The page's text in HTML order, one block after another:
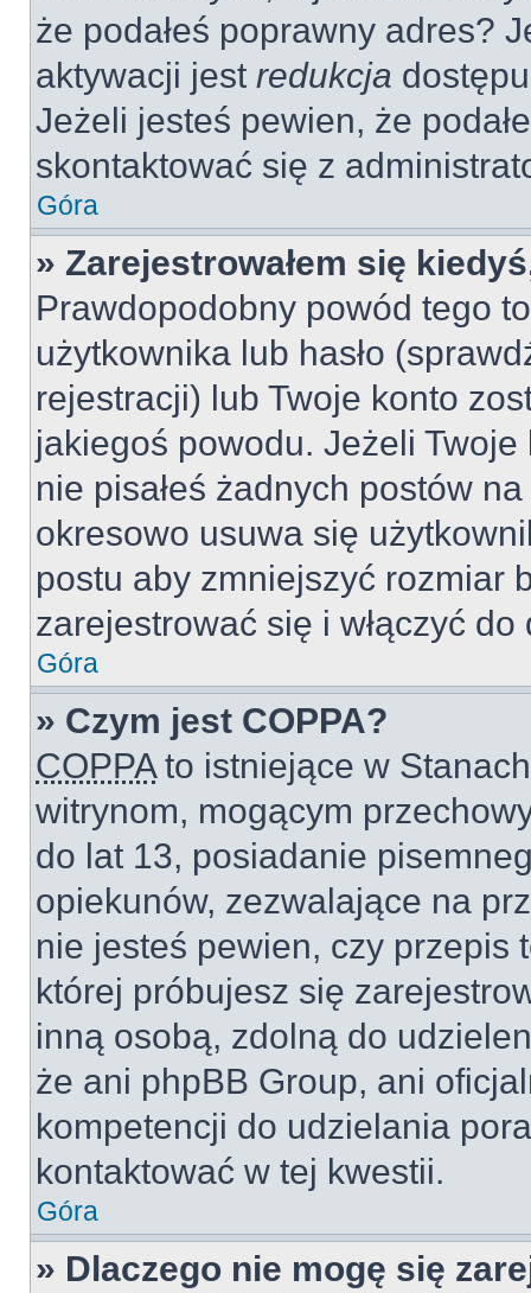
że podałeś poprawny adres?
aktywacji jest redukcja
Jeżeli jesteś pewien, że
skontaktować się z
Góra
» Zarejestrowałem się
Prawdopodobny powód tego
użytkownika lub hasło
rejestracji) lub Twoje konto
jakiegoś powodu. Jeżeli
nie pisałeś żadnych postów
okresowo usuwa się
postu aby zmniejszyć rozmiar
zarejestrować się i włączyć
Góra
» Czym jest COPPA?
COPPAto istniejące w
witrynom, mogącym
do lat 13, posiadanie
opiekunów, zezwalające na
nie jesteś pewien, czy przepis
której próbujesz się
inną osobą, zdolną do
że ani phpBB Group, ani
kompetencji do udzielania
kontaktować w tej kwestii.
Góra
» Dlaczego nie mogę się